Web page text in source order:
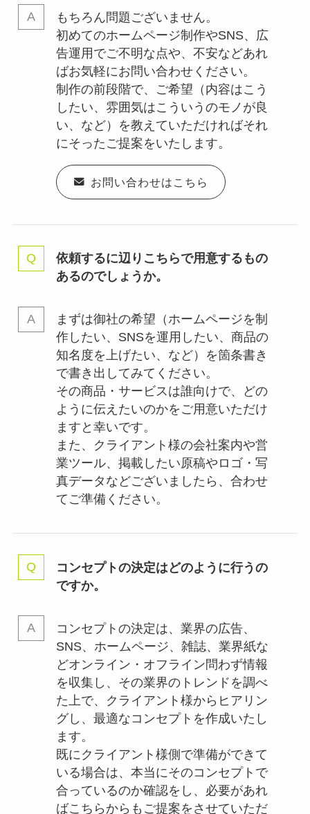
もちろん問題ございません。
初めてのホームページ制作やSNS、広
告運用でご不明な点や、不安などあれ
ばお気軽にお問い合わせください。
制作の前段階で、ご希望（内容はこう
したい、雰囲気はこういうのモノが良
い、など）を教えていただければそれ
にそったご提案をいたします。
お問い合わせはこちら
依頼するに辺りこちらで用意するもの
あるのでしょうか。
まずは御社の希望（ホームページを制
作したい、SNSを運用したい、商品の
知名度を上げたい、など）を箇条書き
で書き出してみてください。
その商品・サービスは誰向けで、どの
ように伝えたいのかをご用意いただけ
ますと幸いです。
また、クライアント様の会社案内や営
業ツール、掲載したい原稿やロゴ・写
真データなどございましたら、合わせ
てご準備ください。
コンセプトの決定はどのように行うの
ですか。
コンセプトの決定は、業界の広告、
SNS、ホームページ、雑誌、業界紙な
どオンライン・オフライン問わず情報
を収集し、その業界のトレンドを調べ
た上で、クライアント様からヒアリン
グし、最適なコンセプトを作成いたし
ます。
既にクライアント様側で準備ができて
いる場合は、本当にそのコンセプトで
合っているのか確認をし、必要があれ
ばこちらからもご提案をさせていただ